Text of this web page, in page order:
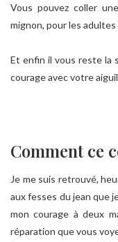
Vous pouvez coller
mignon, pour les
Et enfin il vous reste la
courage avec votre
Comment ce
Je me suis retrouvé,
aux fesses du jean que
mon courage à deux
réparation que vous